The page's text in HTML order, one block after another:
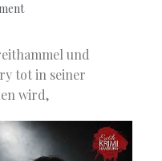
und
tot in seiner
wird,